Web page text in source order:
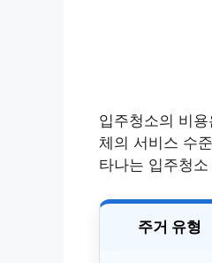
입주청소의 비
체의 서비스 수
타나는 입주청
주거 유형